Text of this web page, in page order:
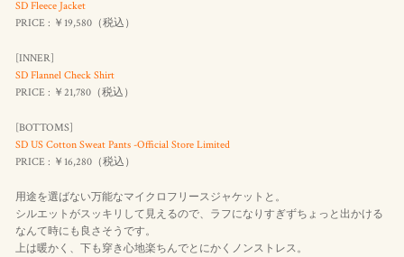
SD Fleece Jacket
PRICE : ￥19,580（税込 ）
[INNER]
SD Flannel Check Shirt
PRICE : ￥21,780（税込 ）
[BOTTOMS]
SD US Cotton Sweat Pants -Official Store Limited
PRICE : ￥16,280（税込 ）
用途を選ばない万能なマイクロフリースジャケットと。
シルエットがスッキリして見えるので、ラフになりすぎずちょっと出かける
なんて時にも良さそうです。
上は暖かく、下も穿き心地楽ちんでとにかくノンストレス。